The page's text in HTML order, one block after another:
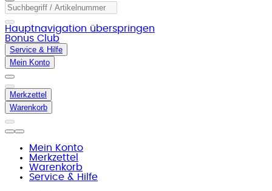
Hauptnavigation überspringen
Bonus Club
Service & Hilfe
Mein Konto
Merkzettel
Warenkorb
Mein Konto
Merkzettel
Warenkorb
Service & Hilfe